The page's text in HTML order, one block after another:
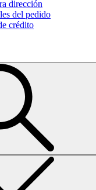
dirección
del pedido
crédito